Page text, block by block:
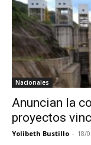
Nacionales
Anuncian la
proyectos
Yolibeth Bustillo - 18/